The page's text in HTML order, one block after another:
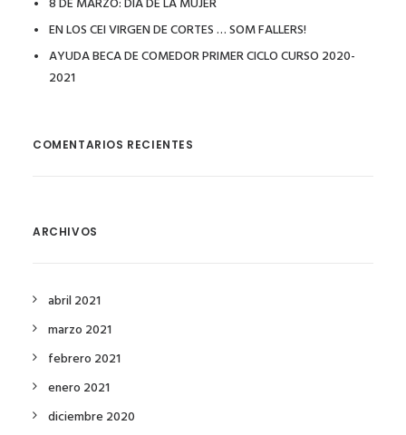
EN LOS CEI VIRGEN DE CORTES … SOM FALLERS!
AYUDA BECA DE COMEDOR PRIMER CICLO CURSO 2020-
2021
COMENTARIOS RECIENTES
ARCHIVOS
abril 2021
marzo 2021
febrero 2021
enero 2021
diciembre 2020